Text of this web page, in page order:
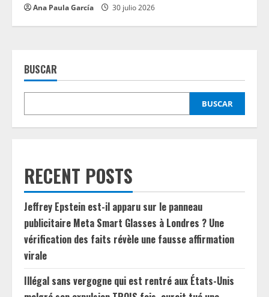
Ana Paula García 30 julio 2026
BUSCAR
BUSCAR
RECENT POSTS
Jeffrey Epstein est-il apparu sur le panneau
publicitaire Meta Smart Glasses à Londres ? Une
vérification des faits révèle une fausse affirmation
virale
Illégal sans vergogne qui est rentré aux États-Unis